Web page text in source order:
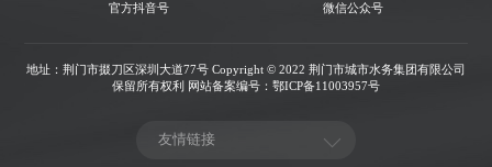
官方抖音号 微信公众号
地址：荆门市掇刀区深圳大道77号 Copyright © 2022 荆门市城市水务集团有限公司
保留所有权利
网站备案编号：鄂ICP备11003957号
友情链接